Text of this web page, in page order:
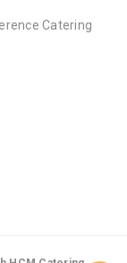
Catering